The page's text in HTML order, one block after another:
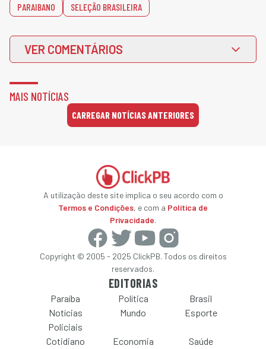
PARAIBANO
SELEÇÃO BRASILEIRA
VER COMENTÁRIOS
MAIS NOTÍCIAS
CARREGAR NOTÍCIAS ANTERIORES
A utilização deste site implica o seu acordo com o
Termos e Condições, e com a Política de
Privacidade.
Copyright © 2005 - 2025 ClickPB. Todos os direitos
reservados.
EDITORIAS
Paraíba Política
Brasil
Notícias
Policiais
Mundo Esporte
Cotidiano Economia Saúde